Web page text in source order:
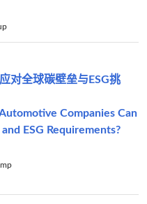
对全球碳壁垒与ESG挑
Companies Can
ESG Requirements?